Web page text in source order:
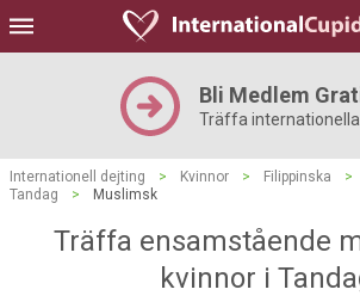
Bli Medlem
Träffa
Internationell dejting > Kvinnor > Filippinska >
Tandag
> Muslimsk
Träffa ensamstående
kvinnor i